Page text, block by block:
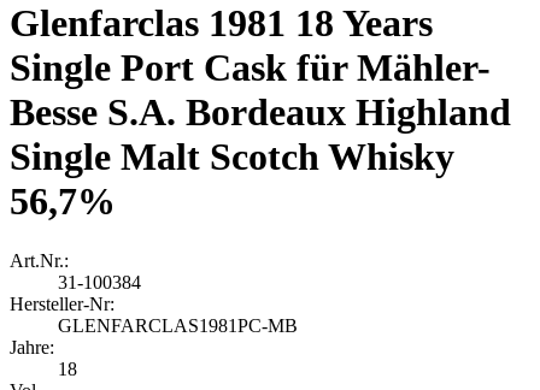
Glenfarclas 1981 18 Years
Single Port Cask für Mähler-
Besse S.A. Bordeaux Highland
Single Malt Scotch Whisky
56,7%
Art.Nr.:
31-100384
Hersteller-Nr:
GLENFARCLAS1981PC-MB
Jahre:
18